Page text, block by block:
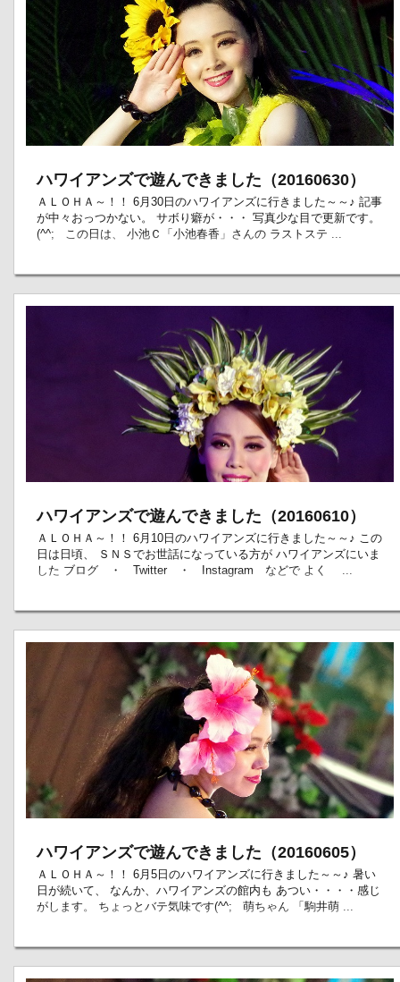
ハワイアンズで遊んできました（20160630）
ＡＬＯＨＡ～！！ 6月30日のハワイアンズに行きました～～♪ 記事
が中々おっつかない。 サボり癖が・・・ 写真少な目で更新です。
(^^; この日は、 小池Ｃ「小池春香」さんの ラストステ ...
ハワイアンズで遊んできました（20160610）
ＡＬＯＨＡ～！！ 6月10日のハワイアンズに行きました～～♪ この
日は日頃、 ＳＮＳでお世話になっている方が ハワイアンズにいま
した ブログ ・ Twitter ・ Instagram などで よく ...
ハワイアンズで遊んできました（20160605）
ＡＬＯＨＡ～！！ 6月5日のハワイアンズに行きました～～♪ 暑い
日が続いて、 なんか、ハワイアンズの館内も あつい・・・・感じ
がします。 ちょっとバテ気味です(^^; 萌ちゃん 「駒井萌 ...